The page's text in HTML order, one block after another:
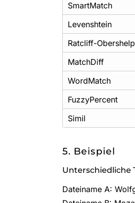
SmartMatch
Levenshtein
Ratcliff-Obershelp
MatchDiff
WordMatch
FuzzyPercent
Simil
5. Beispiel
Unterschiedliche
Dateiname A: